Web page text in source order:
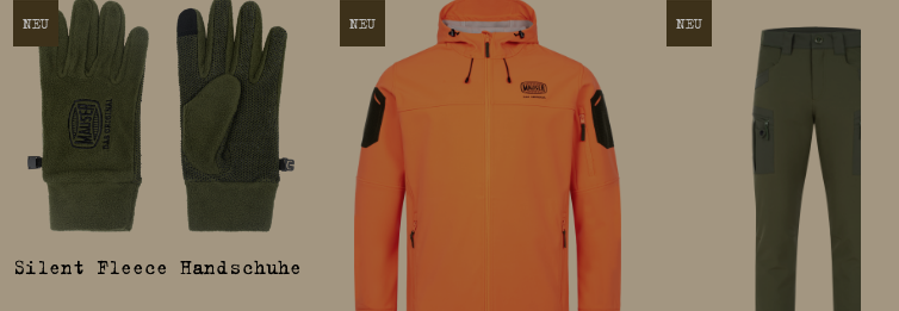
NEU
Silent Fleece Handschuhe
NEU NEU